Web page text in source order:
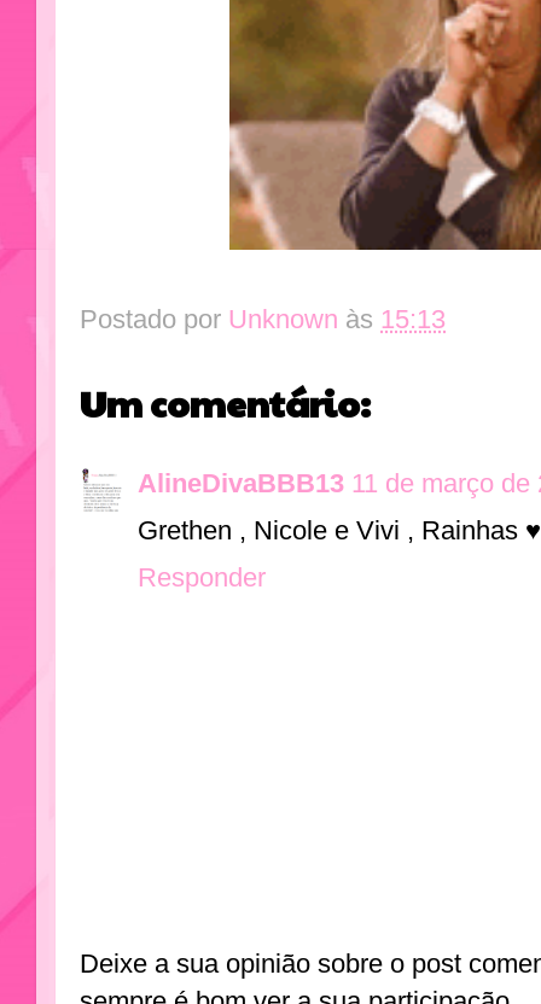
Postado por Unknown às 15:13
Um comentário:
AlineDivaBBB13 11 de março
Grethen , Nicole e Vivi , Rainhas ♥
Responder
Deixe a sua opinião sobre o post